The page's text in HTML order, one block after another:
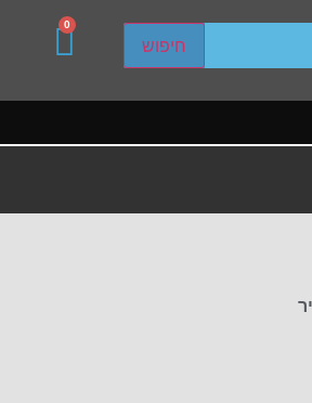
חיפוש
Touch device users, explore by
0